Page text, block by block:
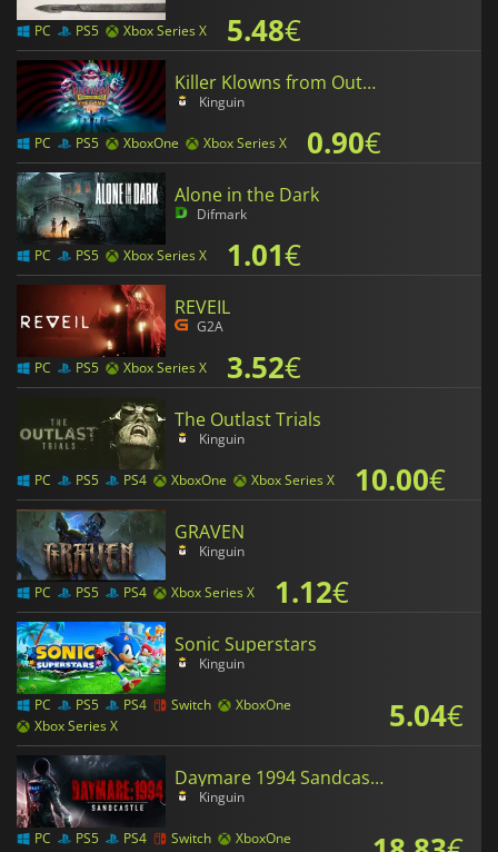
PC PS5 Xbox Series X 5.48€
Killer Klowns from Outer Space The Game
Kinguin
PC PS5 XboxOne Xbox Series X 0.90€
Alone in the Dark
Difmark
PC PS5 Xbox Series X 1.01€
REVEIL
G2A
PC PS5 Xbox Series X 3.52€
The Outlast Trials
Kinguin
PC PS5 PS4 XboxOne Xbox Series X 10.00€
GRAVEN
Kinguin
PC PS5 PS4 Xbox Series X 1.12€
Sonic Superstars
Kinguin
PC PS5 PS4 Switch
XboxOne
Xbox Series X
5.04€
Daymare 1994 Sandcastle
Kinguin
PC PS5 PS4 Switch
XboxOne